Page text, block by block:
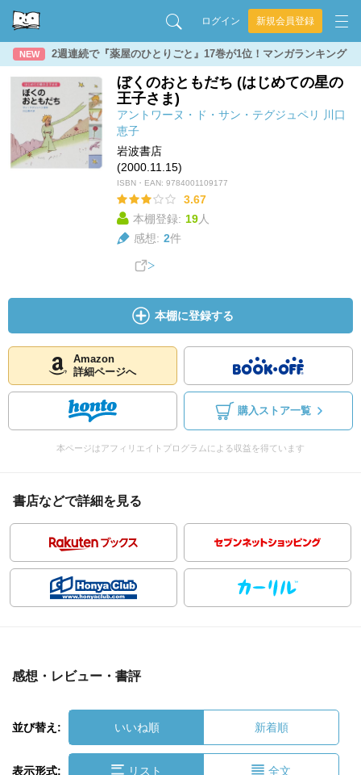
ログイン 新規会員登録
NEW 2週連続で『薬屋のひとりごと』17巻が1位！マンガランキング
ぼくのおともだち (はじめての星の
王子さま)
アントワーヌ・ド・サン・テグジュペリ
川口
恵子
岩波書店
(2000.11.15)
ISBN・EAN: 9784001109177
3.67
本棚登録: 19人
感想: 2件
本棚に登録する
Amazon
詳細ページへ
購入ストア一覧
本ページはアフィリエイトプログラムによる収益を得ています
書店などで詳細を見る
感想・レビュー・書評
並び替え: いいね順 新着順
表示形式: リスト 全文